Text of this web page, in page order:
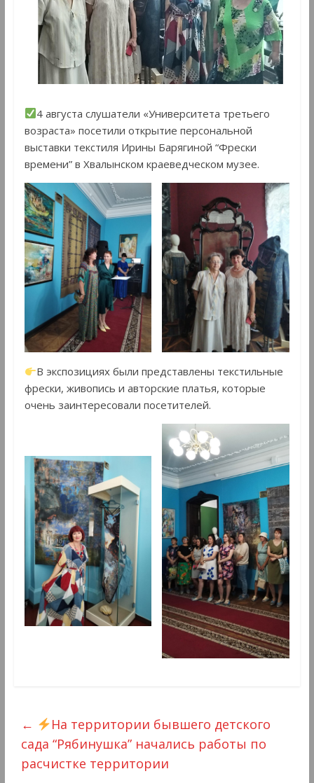
4 августа слушатели «Университета третьего
возраста» посетили открытие персональной
выставки текстиля Ирины Барягиной “Фрески
времени” в Хвалынском краеведческом музее.
В экспозициях были представлены текстильные
фрески, живопись и авторские платья, которые
очень заинтересовали посетителей.
←
На территории бывшего детского
сада “Рябинушка” начались работы по
расчистке территории